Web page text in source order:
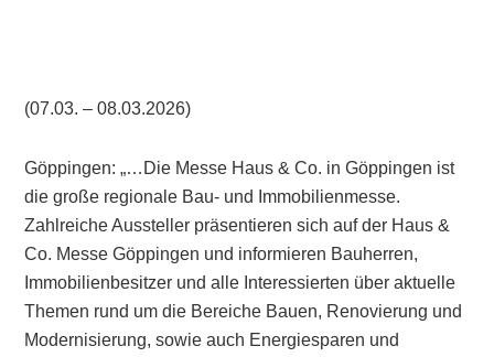
(07.03. – 08.03.2026)
Göppingen: „…Die Messe Haus & Co. in Göppingen ist
die große regionale Bau- und Immobilienmesse.
Zahlreiche Aussteller präsentieren sich auf der Haus &
Co. Messe Göppingen und informieren Bauherren,
Immobilienbesitzer und alle Interessierten über aktuelle
Themen rund um die Bereiche Bauen, Renovierung und
Modernisierung, sowie auch Energiesparen und